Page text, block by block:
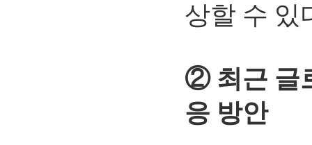
상할 수 있
② 최근 글
응 방안